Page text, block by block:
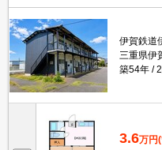
伊賀鉄道
三重県伊
築54年
3.6万円